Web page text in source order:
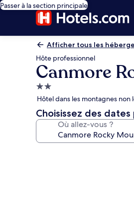
Passer à la section principale
Afficher tous les
Hôte professionnel
Canmore
Hébergement
2.0 étoiles
Hôtel dans les montagnes non
Choisissez des
Où allez-vous ?